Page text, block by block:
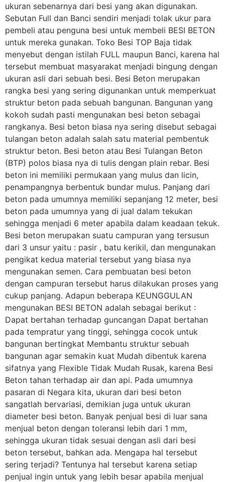
ukuran sebenarnya dari besi yang akan digunakan.
Sebutan Full dan Banci sendiri menjadi tolak ukur para
pembeli atau penguna besi untuk membeli BESI BETON
untuk mereka gunakan. Toko Besi TOP Baja tidak
menyebut dengan istilah FULL maupun Banci, karena hal
tersebut membuat masyarakat menjadi bingung dengan
ukuran asli dari sebuah besi. Besi Beton merupakan
rangka besi yang sering digunankan untuk memperkuat
struktur beton pada sebuah bangunan. Bangunan yang
kokoh sudah pasti mengunakan besi beton sebagai
rangkanya. Besi beton biasa nya sering disebut sebagai
tulangan beton adalah salah satu material pembentuk
struktur beton. Besi beton atau Besi Tulangan Beton
(BTP) polos biasa nya di tulis dengan plain rebar. Besi
beton ini memiliki permukaan yang mulus dan licin,
penampangnya berbentuk bundar mulus. Panjang dari
beton pada umumnya memiliki sepanjang 12 meter, besi
beton pada umumnya yang di jual dalam tekukan
sehingga menjadi 6 meter apabila dalam keadaan tekuk.
Besi beton merupakan suatu campuran yang tersusun
dari 3 unsur yaitu : pasir , batu kerikil, dan mengunakan
pengikat kedua material tersebut yang biasa nya
mengunakan semen. Cara pembuatan besi beton
dengan campuran tersebut harus dilakukan proses yang
cukup panjang. Adapun beberapa KEUNGGULAN
mengunakan BESI BETON adalah sebagai berikut :
Dapat bertahan terhadap guncangan Dapat bertahan
pada tempratur yang tinggi, sehingga cocok untuk
bangunan bertingkat Membantu struktur sebuah
bangunan agar semakin kuat Mudah dibentuk karena
sifatnya yang Flexible Tidak Mudah Rusak, karena Besi
Beton tahan terhadap air dan api. Pada umumnya
pasaran di Negara kita, ukuran dari besi beton
sangatlah bervariasi, demikian juga untuk ukuran
diameter besi beton. Banyak penjual besi di luar sana
menjual beton dengan toleransi lebih dari 1 mm,
sehingga ukuran tidak sesuai dengan asli dari besi
beton tersebut, bahkan ada. Mengapa hal tersebut
sering terjadi? Tentunya hal tersebut karena setiap
penjual ingin untuk yang lebih besar apabila menjual